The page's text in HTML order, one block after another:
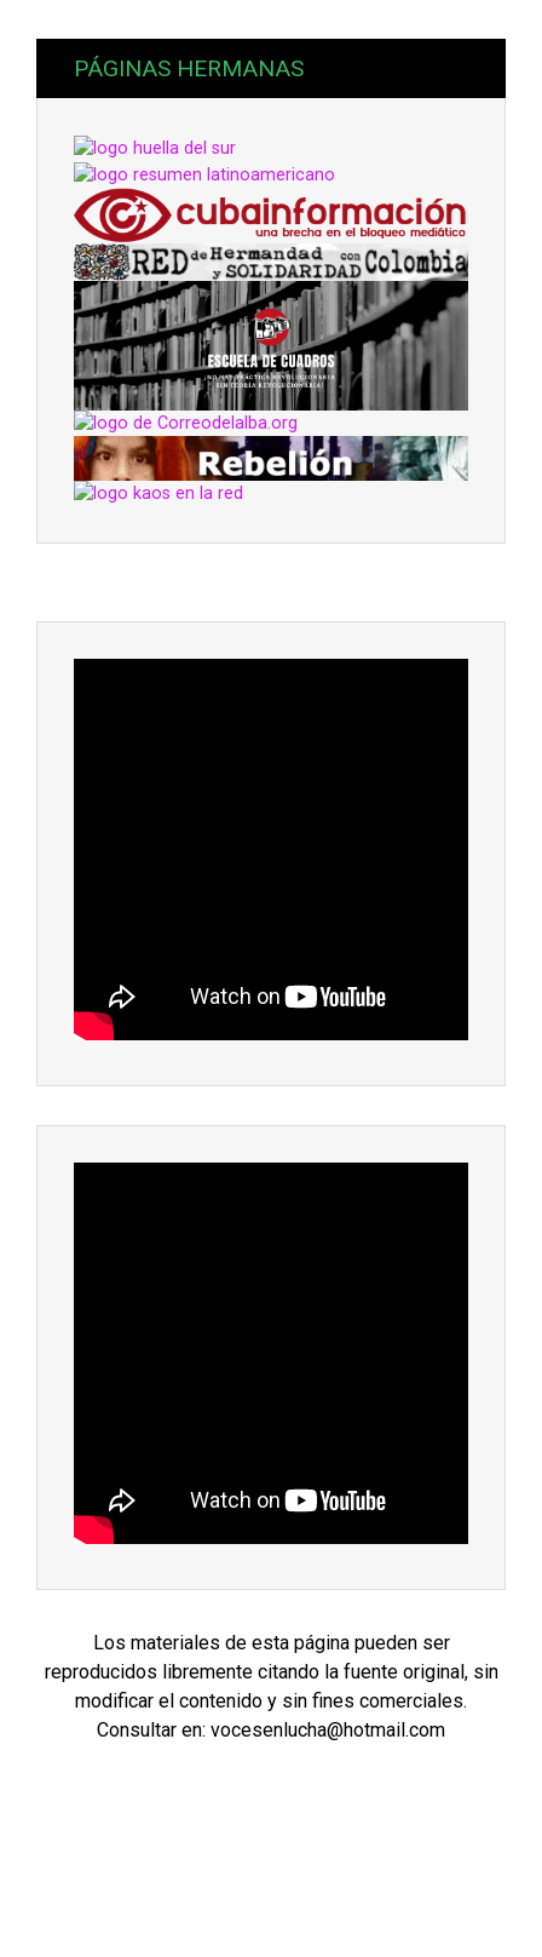
PÁGINAS HERMANAS
Los materiales de esta página pueden ser
reproducidos libremente citando la fuente original, sin
modificar el contenido y sin fines comerciales.
Consultar en: vocesenlucha@hotmail.com